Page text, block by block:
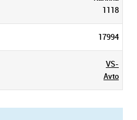
1118
17994
VS-
Avto